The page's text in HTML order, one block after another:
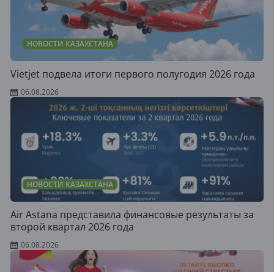
НОВОСТИ КАЗАХСТАНА
Vietjet подвела итоги первого полугодия 2026 года
06.08.2026
НОВОСТИ КАЗАХСТАНА
Air Astana представила финансовые результаты за
второй квартал 2026 года
06.08.2026